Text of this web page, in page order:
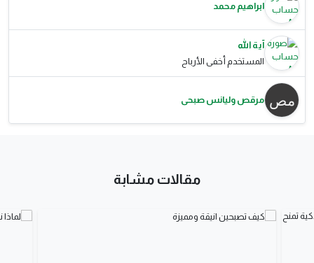
ابراهيم محمد
آية الله
المستخدم أخفى الأرباح
مرقص وليانس صبحى
مقالات مشابة